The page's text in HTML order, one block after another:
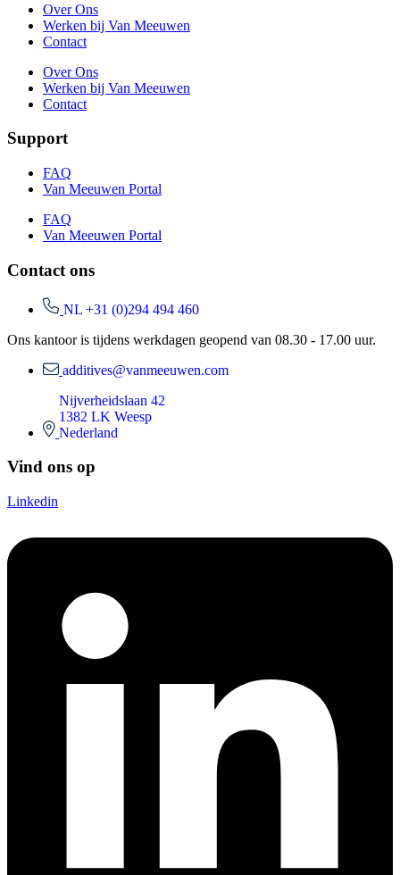
Over Ons
Werken bij Van Meeuwen
Contact
Over Ons
Werken bij Van Meeuwen
Contact
Support
FAQ
Van Meeuwen Portal
FAQ
Van Meeuwen Portal
Contact ons
NL +31 (0)294 494 460
Ons kantoor is tijdens werkdagen geopend van 08.30 - 17.00 uur.
additives@vanmeeuwen.com
Nijverheidslaan 42
1382 LK Weesp
Nederland
Vind ons op
Linkedin